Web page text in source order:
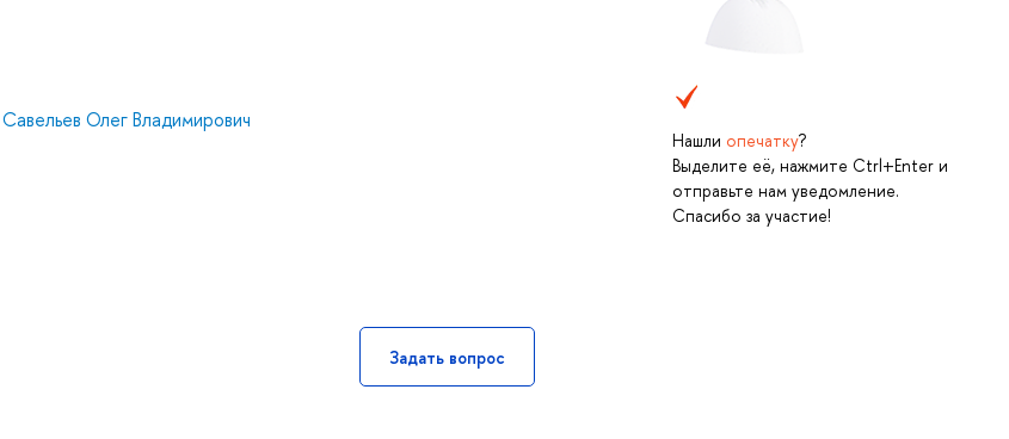
Нашли опечатку?
Выделите её, нажмите Ctrl+Enter и
отправьте нам уведомление.
Спасибо за участие!
Савельев Олег Владимирович
Задать вопрос